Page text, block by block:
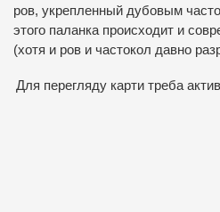
ров, укрепленный дубовым
этого паланка происходит и
(хотя и ров и частокол давно
Для перегляду карти треба